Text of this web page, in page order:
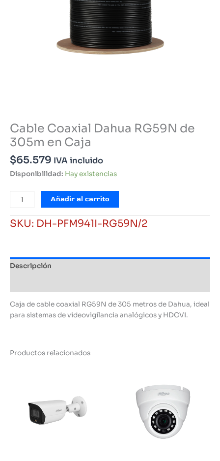
Cable Coaxial Dahua RG59N de
305m en Caja
$65.579 IVA incluido
Disponibilidad: Hay existencias
Cable
Coaxial
Dahua
RG59N
en
Añadir al carrito
SKU: DH-PFM941I-RG59N/2
Descripción
Caja de cable coaxial RG59N de 305 metros de Dahua, ideal
para sistemas de videovigilancia analógicos y HDCVI.
Productos relacionados